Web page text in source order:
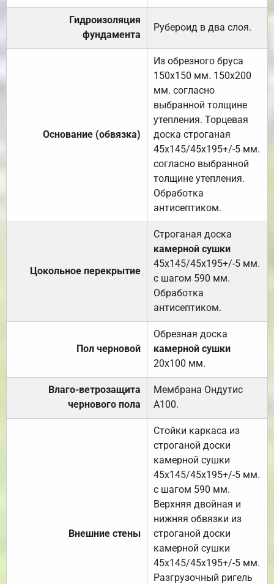
Гидроизоляция
фундамента
Рубероид в два слоя.
Основание (обвязка)
Из обрезного бруса
150х150 мм. 150х200
мм. согласно
выбранной толщине
утепления. Торцевая
доска строганая
45х145/45х195+/-5 мм.
согласно выбранной
толщине утепления.
Обработка
антисептиком.
Цокольное перекрытие
Строганая доска
камерной сушки
45х145/45х195+/-5 мм.
с шагом 590 мм.
Обработка
антисептиком.
Пол черновой
Обрезная доска
камерной сушки
20х100 мм.
Влаго-ветрозащита
чернового пола
Мембрана Ондутис
А100.
Внешние стены
Стойки каркаса из
строганой доски
камерной сушки
45х145/45х195+/-5 мм.
с шагом 590 мм.
Верхняя двойная и
нижняя обвязки из
строганой доски
камерной сушки
45х145/45х195+/-5 мм.
Разгрузочный ригель